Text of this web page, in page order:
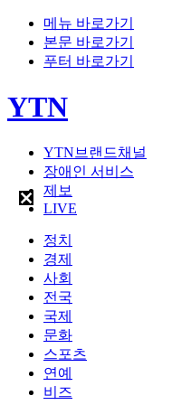
메뉴 바로가기
본문 바로가기
푸터 바로가기
YTN
YTN브랜드채널
장애인 서비스
제보
LIVE
정치
경제
사회
전국
국제
문화
스포츠
연예
비즈